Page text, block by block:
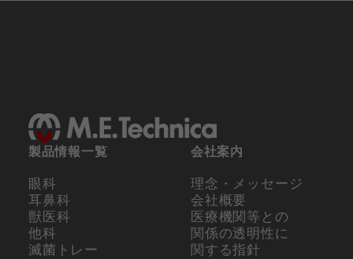
製品情報一覧
眼科
耳鼻科
獣医科
他科
滅菌トレー
会社案内
理念・メッセージ
会社概要
医療機関等との
関係の透明性に
関する指針